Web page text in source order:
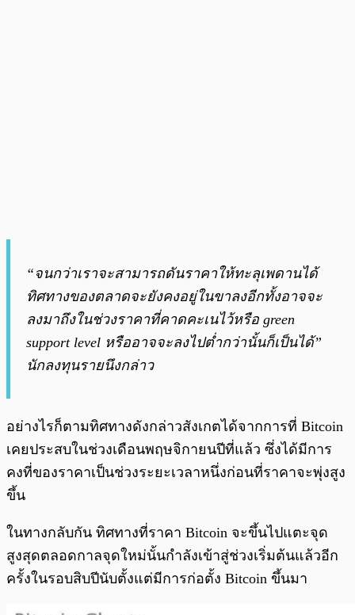
“จนกว่าเราจะสามารถดันราคาให้ทะลุเพดานได้
ทิศทางของตลาดจะยังคงอยู่ในขาลงอีกทั้งอาจจะ
ลงมาถึงในช่วงราคาที่คาดคะเนไว้หรือ green
support level หรืออาจจะลงไปต่ำกว่านั้นก็เป็นได้”
นักลงทุนรายนึงกล่าว
อย่างไรก็ตามทิศทางดังกล่าวสังเกตได้จากการที่ Bitcoin
เคยประสบในช่วงเดือนพฤษจิกายนปีที่แล้ว ซึ่งได้มีการ
คงที่ของราคาเป็นช่วงระยะเวลาหนึ่งก่อนที่ราคาจะพุ่งสูง
ขึ้น
ในทางกลับกัน ทิศทางที่ราคา Bitcoin จะขึ้นไปแตะจุด
สูงสุดตลอดกาลจุดใหม่นั้นกำลังเข้าสู่ช่วงเริ่มต้นแล้วอีก
ครั้งในรอบสิบปีนับตั้งแต่มีการก่อตั้ง Bitcoin ขึ้นมา